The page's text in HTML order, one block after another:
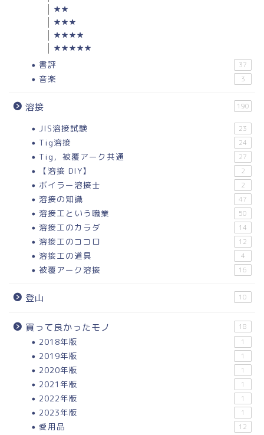
★★
★★★
★★★★
★★★★★
書評 37
音楽 3
溶接 190
JIS溶接試験 23
Tig溶接 24
Tig，被覆アーク共通 27
【溶接 DIY】 2
ボイラー溶接士 2
溶接の知識 47
溶接工という職業 50
溶接工のカラダ 14
溶接工のココロ 12
溶接工の道具 4
被覆アーク溶接 16
登山 10
買って良かったモノ 18
2018年版 1
2019年版 1
2020年版 1
2021年版 1
2022年版 1
2023年版 1
愛用品 12